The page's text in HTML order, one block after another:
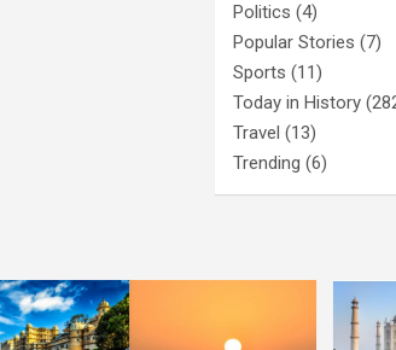
Politics (4)
Popular Stories (7)
Sports (11)
Today in History
Travel (13)
Trending (6)